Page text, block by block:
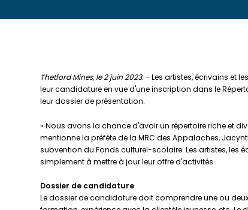
Thetford Mines, le 2 juin 2023. - Les artistes, écrivains et
leur candidature en vue d'une inscription dans le
leur dossier de présentation.
« Nous avons la chance d'avoir un répertoire riche et
mentionne la préfète de la MRC des Appalaches,
subvention du Fonds culturel-scolaire. Les artistes, les
simplement à mettre à jour leur offre d'activités.
Dossier de candidature
Le dossier de candidature doit comprendre une ou